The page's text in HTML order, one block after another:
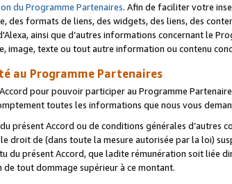
du Programme Partenaires. Afin de faciliter votre
des formats de liens, des widgets, des liens, des
ainsi que d’autres informations concernant le
image, texte ou tout autre information ou contenu
au Programme Partenaires
pour pouvoir participer au Programme
toutes les informations que nous vous
présent Accord ou de conditions générales
droit de (dans toute la mesure autorisée par la loi)
du présent Accord, que ladite rémunération soit liée
de tout dommage supérieur à ce montant.